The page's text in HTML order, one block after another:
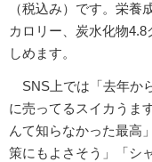
（税込み）です。栄養
カロリー、炭水化物
しめます。
SNS上では「去年か
に売ってるスイカうま
んて知らなかった最高
策にもよさそう」「シ